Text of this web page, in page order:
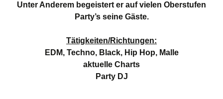
Unter Anderem begeistert er auf vielen Oberstufen
Party’s seine Gäste.
Tätigkeiten/Richtungen:
EDM, Techno, Black, Hip Hop, Malle
aktuelle Charts
Party DJ